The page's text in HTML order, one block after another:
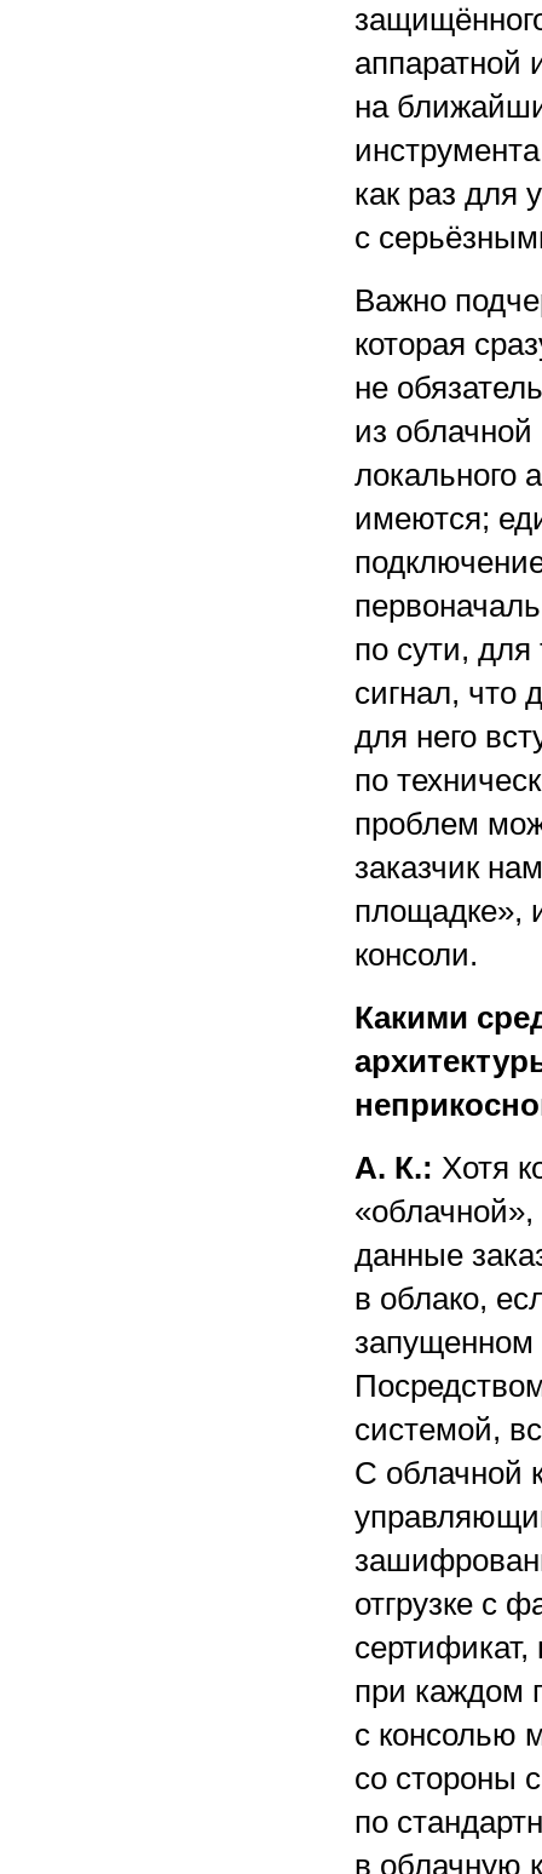
аппаратной
на
как раз для
с
Важно
которая
не
из
локального
имеются;
по сути, для
сигнал, что
для него
по
проблем
заказчик
площадке»,
консоли.
Какими
А. К.: Хотя
«облачной»,
данные
в облако,
запущенном
системой,
С облачной
отгрузке с
при каждом
с консолью
со стороны
по
в облачную